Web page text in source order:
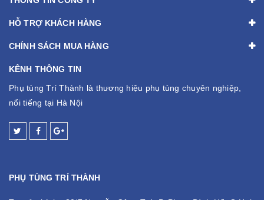
THÔNG TIN CÔNG TY
HỖ TRỢ KHÁCH HÀNG
CHÍNH SÁCH MUA HÀNG
Phụ tùng Trí Thành là thương hiệu phụ tùng chuyên nghiệp,